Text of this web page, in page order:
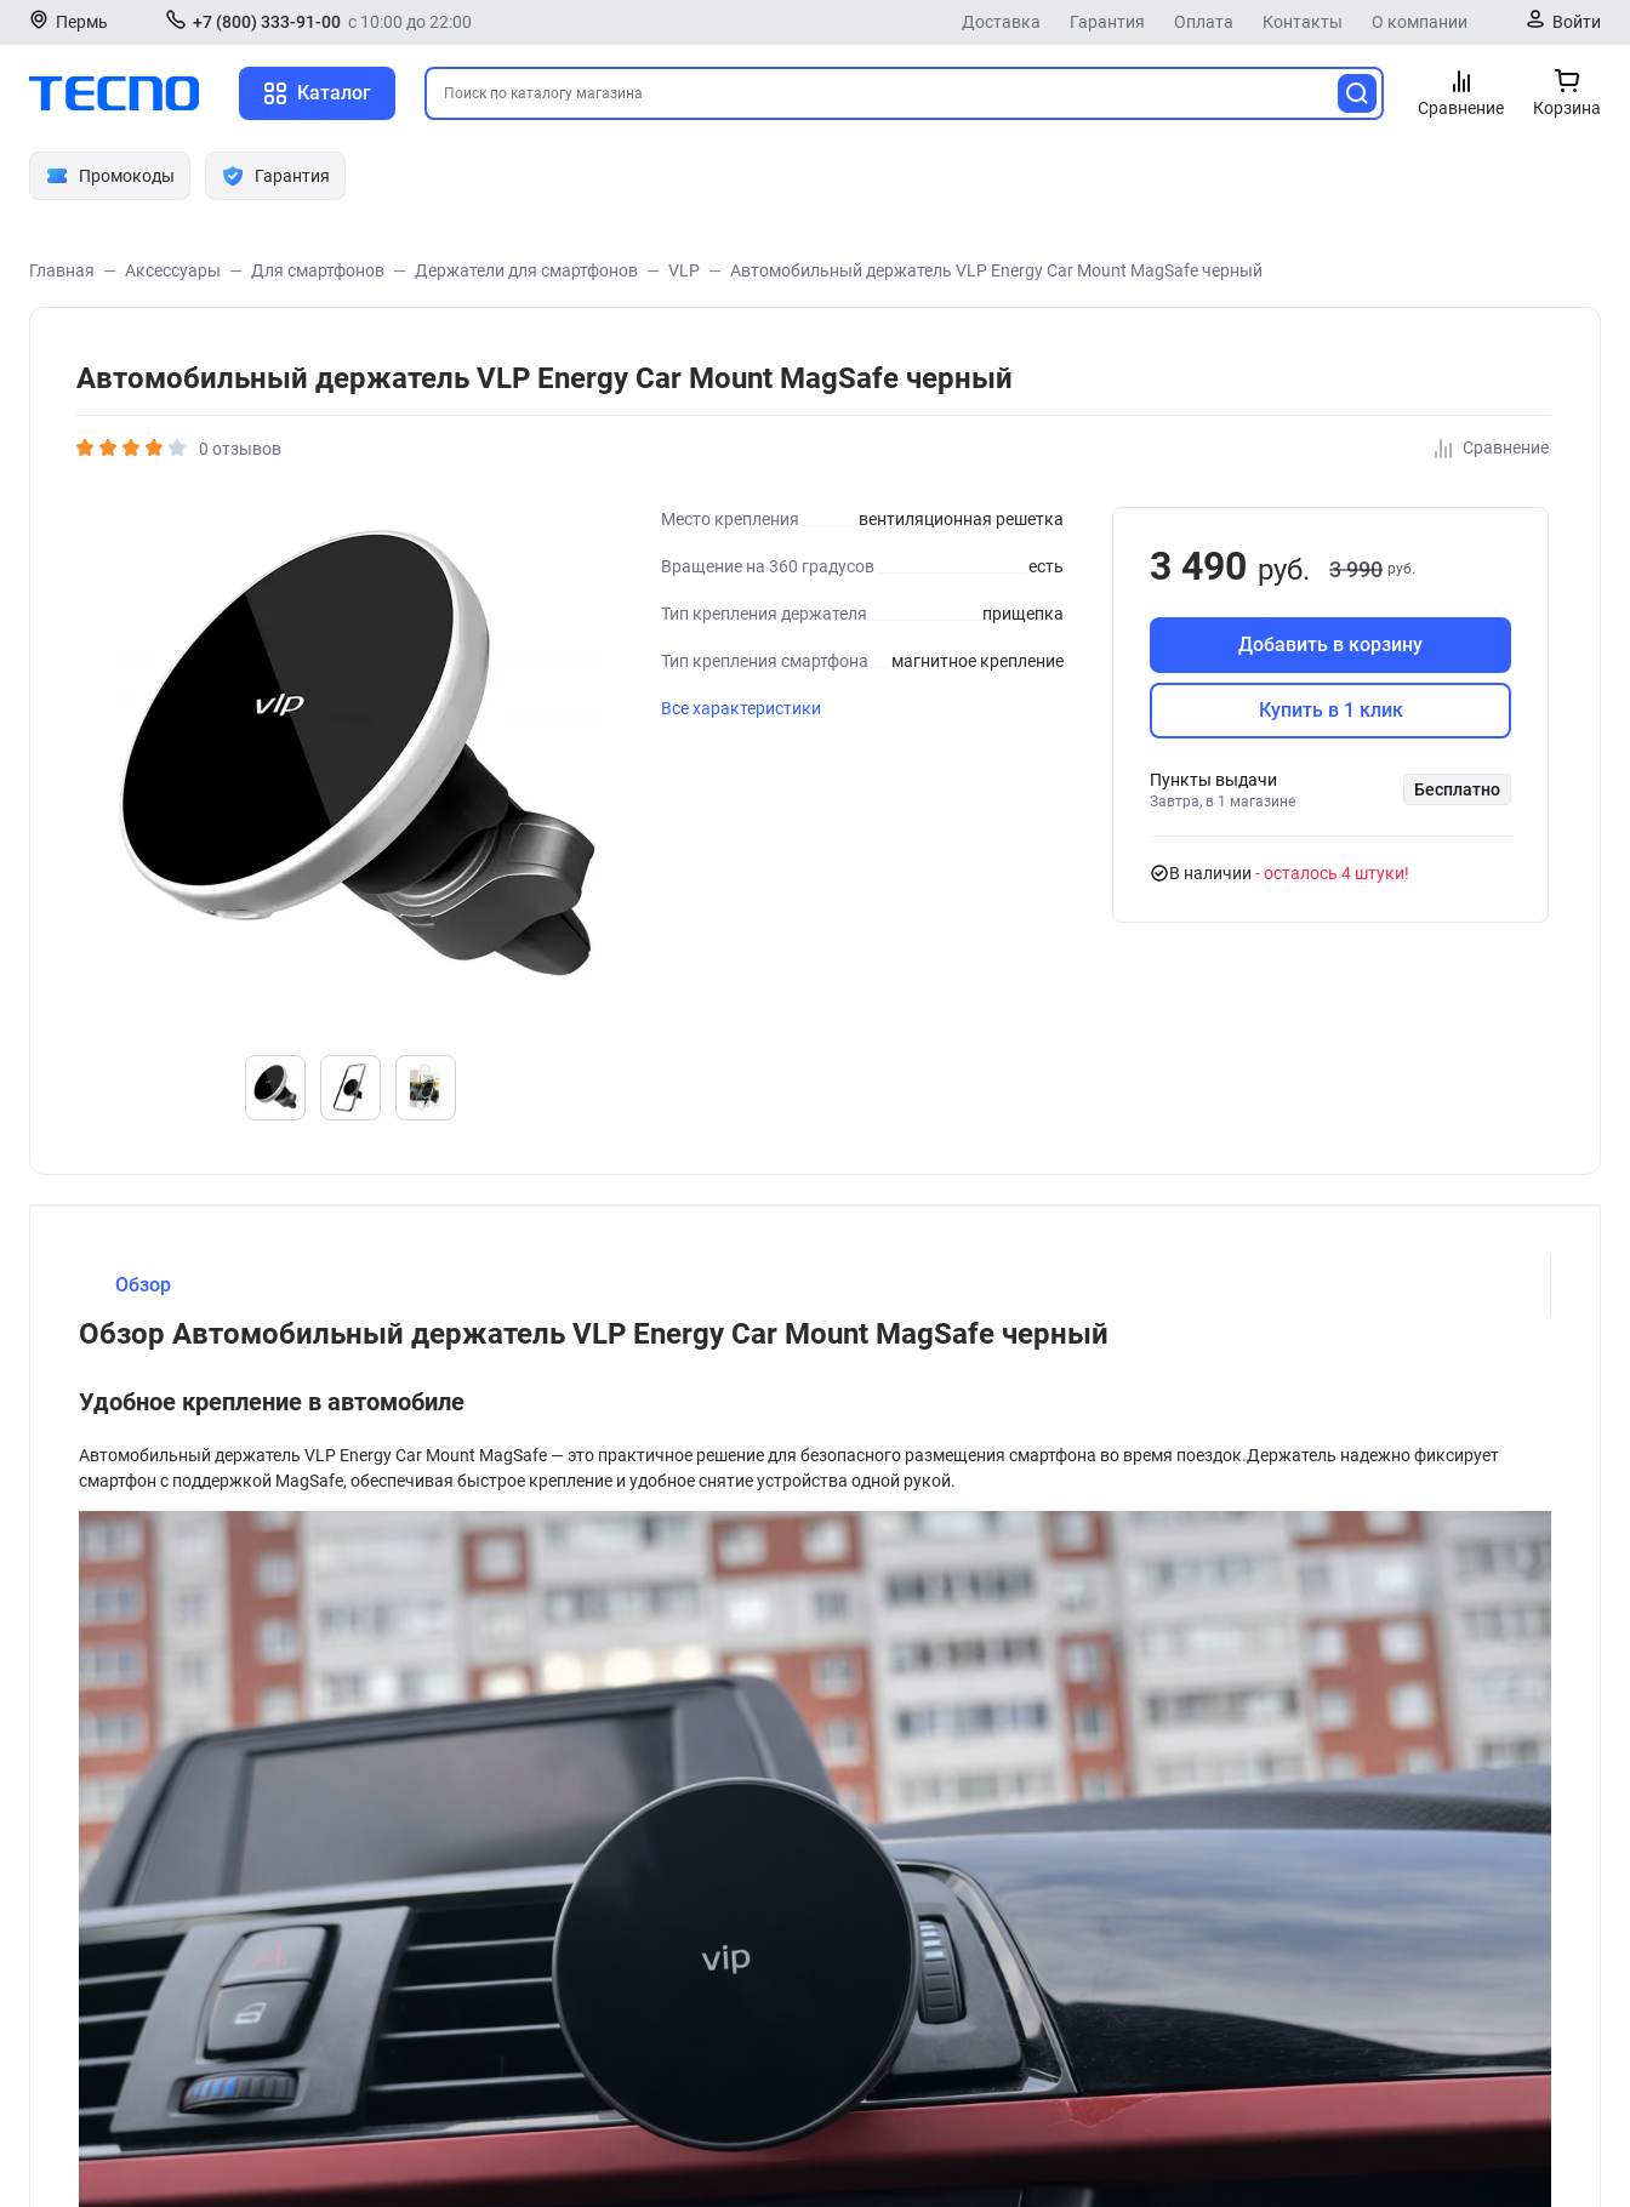
Пермь +7 (800) 333-91-00 с 10:00 до 22:00 Доставка Гарантия Оплата Контакты О компании Войти
Каталог
Сравнение Корзина
Промокоды Гарантия
Главная Аксессуары Для смартфонов Держатели для смартфонов VLP Автомобильный держатель VLP Energy Car Mount MagSafe черный
Автомобильный держатель VLP Energy Car Mount MagSafe черный
0 отзывов Сравнение
Место крепления вентиляционная решетка
Вращение на 360 градусов есть
Тип крепления держателя прищепка
Тип крепления смартфона магнитное крепление
Все характеристики
3 490 руб. 3 990 руб.
Добавить в корзину
Купить в 1 клик
Пункты выдачи
Завтра, в 1 магазине
Бесплатно
В наличии - осталось 4 штуки
Обзор
Обзор Автомобильный держатель VLP Energy Car Mount MagSafe черный
Удобное крепление в автомобиле
Автомобильный держатель VLP Energy Car Mount MagSafe — это практичное решение для безопасного размещения смартфона во время поездок.Держатель надежно фиксирует
смартфон с поддержкой MagSafe, обеспечивая быстрое крепление и удобное снятие устройства одной рукой.